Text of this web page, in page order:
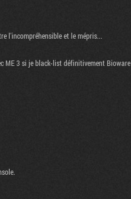
l'incompréhensible et le mépris...
ME 3 si je black-list définitivement Bioware